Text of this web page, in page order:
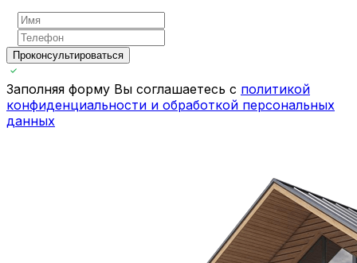
Проконсультироваться
Заполняя форму Вы соглашаетесь с политикой
конфиденциальности и обработкой персональных
данных